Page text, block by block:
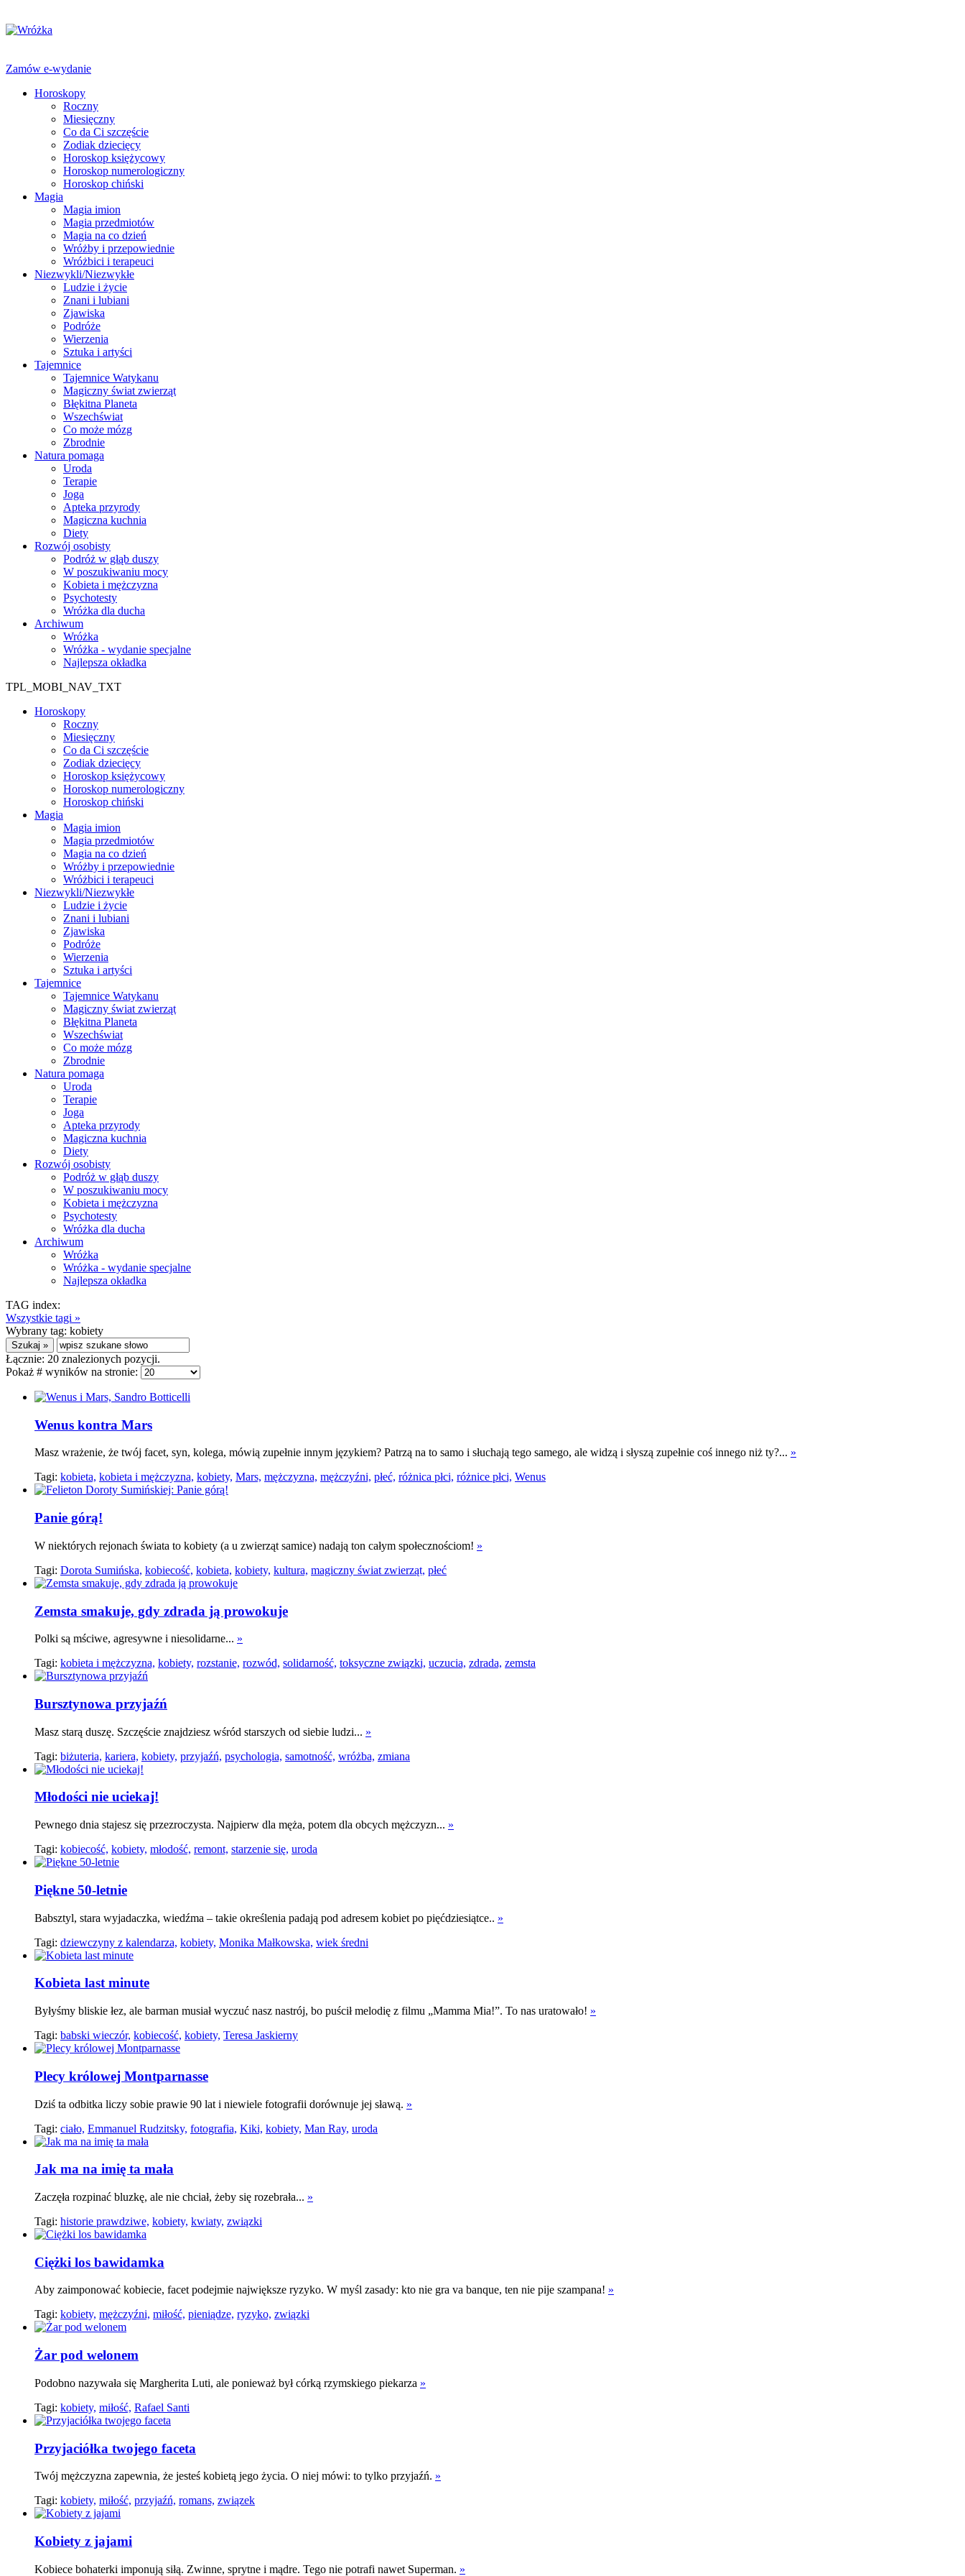
Zamów e-wydanie
Horoskopy
Roczny
Miesięczny
Co da Ci szczęście
Zodiak dziecięcy
Horoskop księżycowy
Horoskop numerologiczny
Horoskop chiński
Magia
Magia imion
Magia przedmiotów
Magia na co dzień
Wróżby i przepowiednie
Wróżbici i terapeuci
Niezwykli/Niezwykłe
Ludzie i życie
Znani i lubiani
Zjawiska
Podróże
Wierzenia
Sztuka i artyści
Tajemnice
Tajemnice Watykanu
Magiczny świat zwierząt
Błękitna Planeta
Wszechświat
Co może mózg
Zbrodnie
Natura pomaga
Uroda
Terapie
Joga
Apteka przyrody
Magiczna kuchnia
Diety
Rozwój osobisty
Podróż w głąb duszy
W poszukiwaniu mocy
Kobieta i mężczyzna
Psychotesty
Wróżka dla ducha
Archiwum
Wróżka
Wróżka - wydanie specjalne
Najlepsza okładka
TPL_MOBI_NAV_TXT
Horoskopy
Roczny
Miesięczny
Co da Ci szczęście
Zodiak dziecięcy
Horoskop księżycowy
Horoskop numerologiczny
Horoskop chiński
Magia
Magia imion
Magia przedmiotów
Magia na co dzień
Wróżby i przepowiednie
Wróżbici i terapeuci
Niezwykli/Niezwykłe
Ludzie i życie
Znani i lubiani
Zjawiska
Podróże
Wierzenia
Sztuka i artyści
Tajemnice
Tajemnice Watykanu
Magiczny świat zwierząt
Błękitna Planeta
Wszechświat
Co może mózg
Zbrodnie
Natura pomaga
Uroda
Terapie
Joga
Apteka przyrody
Magiczna kuchnia
Diety
Rozwój osobisty
Podróż w głąb duszy
W poszukiwaniu mocy
Kobieta i mężczyzna
Psychotesty
Wróżka dla ducha
Archiwum
Wróżka
Wróżka - wydanie specjalne
Najlepsza okładka
TAG index:
Wszystkie tagi »
Wybrany tag: kobiety
Łącznie: 20 znalezionych pozycji.
Pokaż # wyników na stronie:
Wenus kontra Mars
Masz wrażenie, że twój facet, syn, kolega, mówią zupełnie innym językiem? Patrzą na to samo i słuchają tego samego, ale widzą i słyszą zupełnie coś innego niż ty?... »
Tagi: kobieta, kobieta i mężczyzna, kobiety, Mars, mężczyzna, mężczyźni, płeć, różnica płci, różnice płci, Wenus
Panie górą!
W niektórych rejonach świata to kobiety (a u zwierząt samice) nadają ton całym społecznościom! »
Tagi: Dorota Sumińska, kobiecość, kobieta, kobiety, kultura, magiczny świat zwierząt, płeć
Zemsta smakuje, gdy zdrada ją prowokuje
Polki są mściwe, agresywne i niesolidarne... »
Tagi: kobieta i mężczyzna, kobiety, rozstanie, rozwód, solidarność, toksyczne związki, uczucia, zdrada, zemsta
Bursztynowa przyjaźń
Masz starą duszę. Szczęście znajdziesz wśród starszych od siebie ludzi... »
Tagi: biżuteria, kariera, kobiety, przyjaźń, psychologia, samotność, wróżba, zmiana
Młodości nie uciekaj!
Pewnego dnia stajesz się przezroczysta. Najpierw dla męża, potem dla obcych mężczyzn... »
Tagi: kobiecość, kobiety, młodość, remont, starzenie się, uroda
Piękne 50-letnie
Babsztyl, stara wyjadaczka, wiedźma – takie określenia padają pod adresem kobiet po pięćdziesiątce.. »
Tagi: dziewczyny z kalendarza, kobiety, Monika Małkowska, wiek średni
Kobieta last minute
Byłyśmy bliskie łez, ale barman musiał wyczuć nasz nastrój, bo puścił melodię z filmu „Mamma Mia!”. To nas uratowało! »
Tagi: babski wieczór, kobiecość, kobiety, Teresa Jaskierny
Plecy królowej Montparnasse
Dziś ta odbitka liczy sobie prawie 90 lat i niewiele fotografii dorównuje jej sławą. »
Tagi: ciało, Emmanuel Rudzitsky, fotografia, Kiki, kobiety, Man Ray, uroda
Jak ma na imię ta mała
Zaczęła rozpinać bluzkę, ale nie chciał, żeby się rozebrała... »
Tagi: historie prawdziwe, kobiety, kwiaty, związki
Ciężki los bawidamka
Aby zaimponować kobiecie, facet podejmie największe ryzyko. W myśl zasady: kto nie gra va banque, ten nie pije szampana! »
Tagi: kobiety, mężczyźni, miłość, pieniądze, ryzyko, związki
Żar pod welonem
Podobno nazywała się Margherita Luti, ale ponieważ był córką rzymskiego piekarza »
Tagi: kobiety, miłość, Rafael Santi
Przyjaciółka twojego faceta
Twój mężczyzna zapewnia, że jesteś kobietą jego życia. O niej mówi: to tylko przyjaźń. »
Tagi: kobiety, miłość, przyjaźń, romans, związek
Kobiety z jajami
Kobiece bohaterki imponują siłą. Zwinne, sprytne i mądre. Tego nie potrafi nawet Superman. »